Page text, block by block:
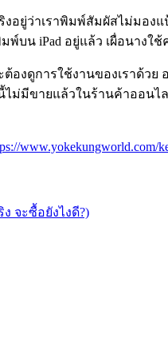
งอยู่ว่าเราพิมพ์สัมผัสไม่มอ
พ์บน iPad อยู่แล้ว เผื่อนางใ
องดูการใช้งานของเราด้ว
ม่มีขายแล้วในร้านค้าออนไ
www.yokekungworld.com/
จะซื้อยังไงดี?)